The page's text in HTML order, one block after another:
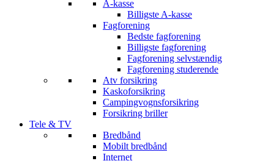
A-kasse
Billigste A-kasse
Fagforening
Bedste fagforening
Billigste fagforening
Fagforening selvstændig
Fagforening studerende
Atv forsikring
Kaskoforsikring
Campingvognsforsikring
Forsikring briller
Tele & TV
Bredbånd
Mobilt bredbånd
Internet